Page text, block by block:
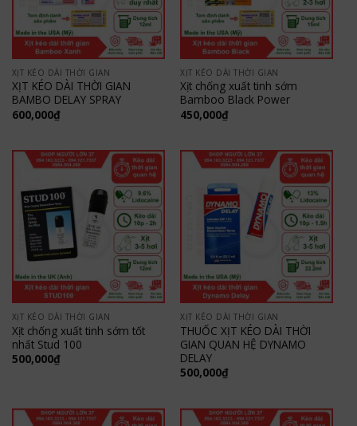
XỊT KÉO DÀI THỜI GIAN
XỊT KÉO DÀI THỜI GIAN
BAMBO DELAY SPRAY
600,000₫
XỊT KÉO DÀI THỜI GIAN
Xịt chống xuất tinh sớm
Bamboo Black Power
450,000₫
XỊT KÉO DÀI THỜI GIAN
Xịt chống xuất tinh sớm tốt
nhất Stud 100
500,000₫
XỊT KÉO DÀI THỜI GIAN
THUỐC XỊT KÉO DÀI THỜI
GIAN QUAN HỆ DYNAMO
DELAY
500,000₫